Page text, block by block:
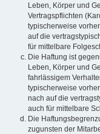
Leben, Körper und
Vertragspflichten
typischerweise
auf die
für mittelbare
Die Haftung ist
Leben, Körper und
fahrlässigem
typischerweise
nach auf die
auch für mittelbare
Die
zugunsten der